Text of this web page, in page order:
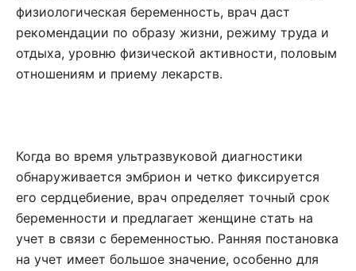
физиологическая беременность, врач даст
рекомендации по образу жизни, режиму труда и
отдыха, уровню физической активности, половым
отношениям и приему лекарств.
Когда во время ультразвуковой диагностики
обнаруживается эмбрион и четко фиксируется
его сердцебиение, врач определяет точный срок
беременности и предлагает женщине стать на
учет в связи с беременностью. Ранняя постановка
на учет имеет большое значение, особенно для